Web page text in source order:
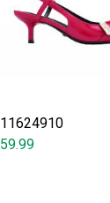
11624910
59.99